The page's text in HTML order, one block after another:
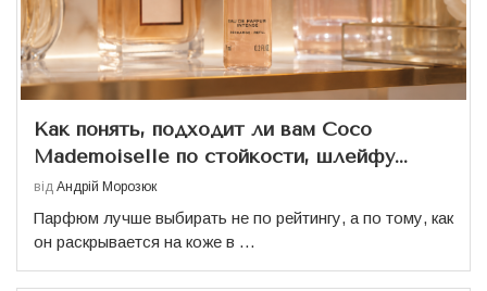
Как понять, подходит ли вам Coco
Mademoiselle по стойкости, шлейфу...
від Андрій Морозюк
Парфюм лучше выбирать не по рейтингу, а по тому, как
он раскрывается на коже в …